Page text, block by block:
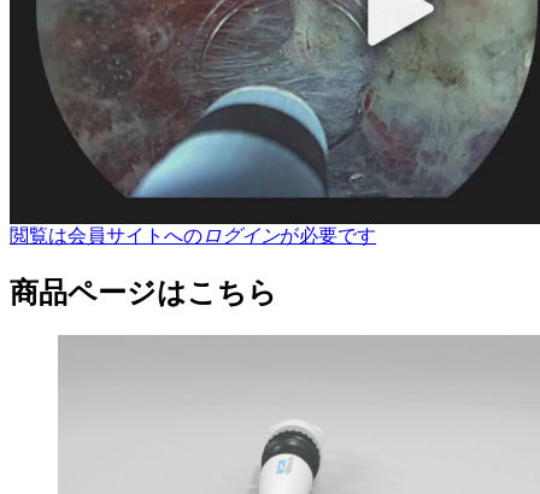
閲覧は会員サイトへのログインが必要です
商品ページはこちら